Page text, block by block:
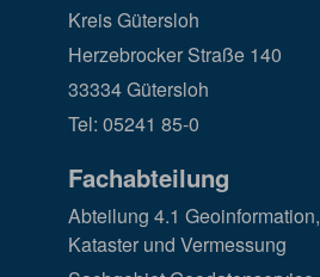
Kreis Gütersloh
Herzebrocker Straße 140
33334 Gütersloh
Tel: 05241 85-0
Fachabteilung
Abteilung 4.1 Geoinformation,
Kataster und Vermessung